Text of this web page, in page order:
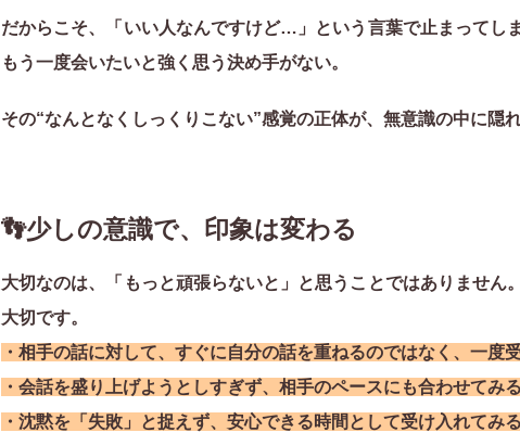
だからこそ、「いい人なんですけど…」という言葉で止まってし
もう一度会いたいと強く思う決め手がない。
その“なんとなくしっくりこない”感覚の正体が、無意識の中に隠
👣少しの意識で、印象は変わる
大切なのは、「もっと頑張らないと」と思うことではありませ
大切です。
・相手の話に対して、すぐに自分の話を重ねるのではなく、一度
・会話を盛り上げようとしすぎず、相手のペースにも合わせてみる
・沈黙を「失敗」と捉えず、安心できる時間として受け入れてみる